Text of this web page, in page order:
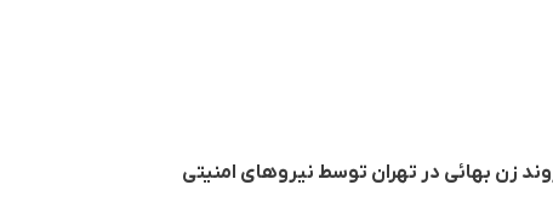
زن بهائی در تهران توسط نیروهای امنیتی